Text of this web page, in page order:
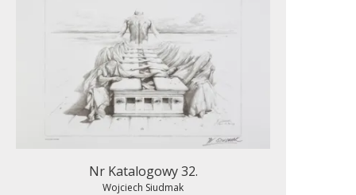
Nr Katalogowy 32.
Wojciech Siudmak